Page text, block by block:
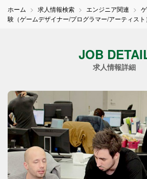
ホーム 求人情報検索 エンジニア関連
験（ゲームデザイナー/プログラマー/アーティス
JOB
求人情報詳細